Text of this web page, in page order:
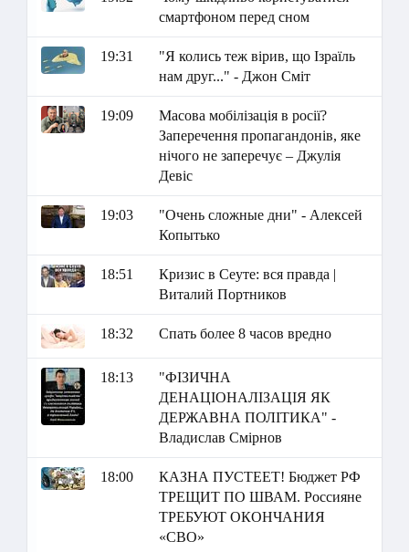
смартфоном перед сном
19:31
"Я колись теж вірив, що Ізраїль
нам друг..." - Джон Сміт
19:09
Масова мобілізація в росії?
Заперечення пропагандонів, яке
нічого не заперечує – Джулія
Девіс
19:03
"Очень сложные дни" - Алексей
Копытько
18:51
Кризис в Сеуте: вся правда |
Виталий Портников
18:32 Спать более 8 часов вредно
18:13
"ФІЗИЧНА
ДЕНАЦІОНАЛІЗАЦІЯ ЯК
ДЕРЖАВНА ПОЛІТИКА" -
Владислав Смірнов
18:00
КАЗНА ПУСТЕЕТ! Бюджет РФ
ТРЕЩИТ ПО ШВАМ. Россияне
ТРЕБУЮТ ОКОНЧАНИЯ
«СВО»